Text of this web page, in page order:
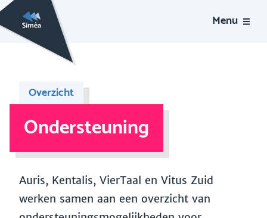
Menu
Overzicht
Ondersteuning
Auris, Kentalis, VierTaal en Vitus Zuid
werken samen aan een overzicht van